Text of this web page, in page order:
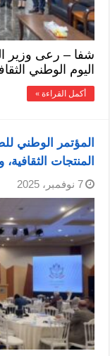
شفا – رعى وزير
اليوم الوطني
أكمل القراءة »
المؤتمر الوطني
المنتجات
7 نوفمبر، 2025